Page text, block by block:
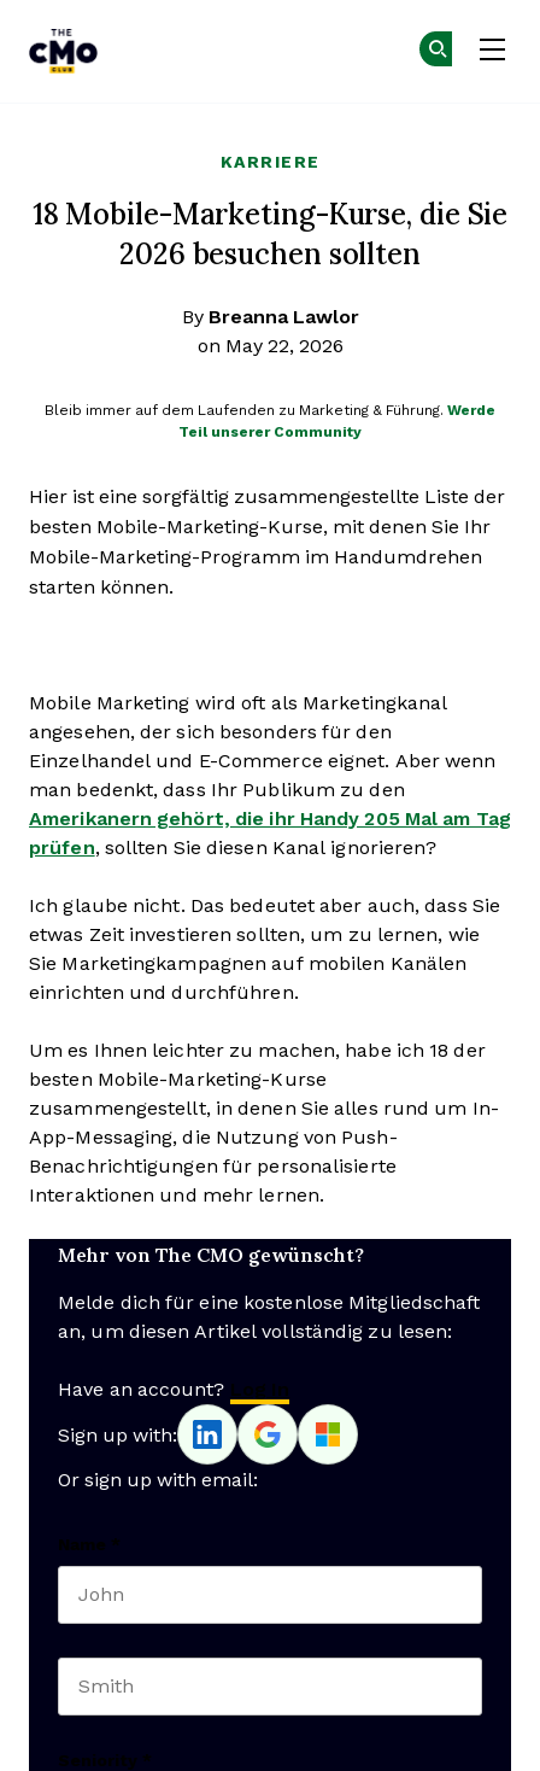
KARRIERE
18 Mobile-Marketing-Kurse, die Sie
2026 besuchen sollten
By Breanna Lawlor
on May 22, 2026
Bleib immer auf dem Laufenden zu Marketing & Führung. Werde
Teil unserer Community
Hier ist eine sorgfältig zusammengestellte Liste der
besten Mobile-Marketing-Kurse, mit denen Sie Ihr
Mobile-Marketing-Programm im Handumdrehen
starten können.
Mobile Marketing wird oft als Marketingkanal
angesehen, der sich besonders für den
Einzelhandel und E-Commerce eignet. Aber wenn
man bedenkt, dass Ihr Publikum zu den
Amerikanern gehört, die ihr Handy 205 Mal am Tag
prüfen, sollten Sie diesen Kanal ignorieren?
Ich glaube nicht. Das bedeutet aber auch, dass Sie
etwas Zeit investieren sollten, um zu lernen, wie
Sie Marketingkampagnen auf mobilen Kanälen
einrichten und durchführen.
Um es Ihnen leichter zu machen, habe ich 18 der
besten Mobile-Marketing-Kurse
zusammengestellt, in denen Sie alles rund um In-
App-Messaging, die Nutzung von Push-
Benachrichtigungen für personalisierte
Interaktionen und mehr lernen.
Mehr von The CMO gewünscht?
Melde dich für eine kostenlose Mitgliedschaft
an, um diesen Artikel vollständig zu lesen:
Have an account? Log In
Sign up with:
Or sign up with email:
Name *
Seniority *